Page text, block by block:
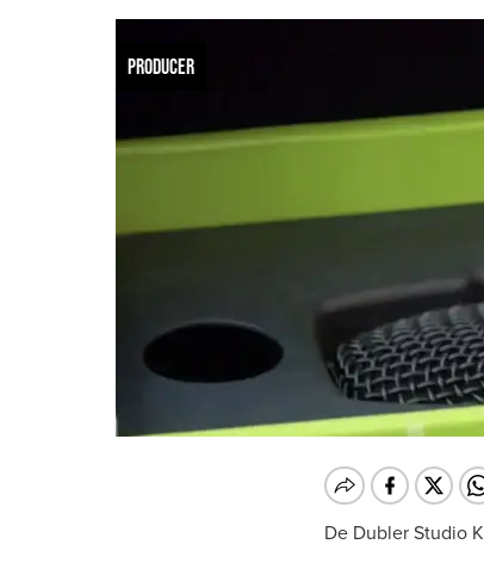
PRODUCER
De Dubler Studio